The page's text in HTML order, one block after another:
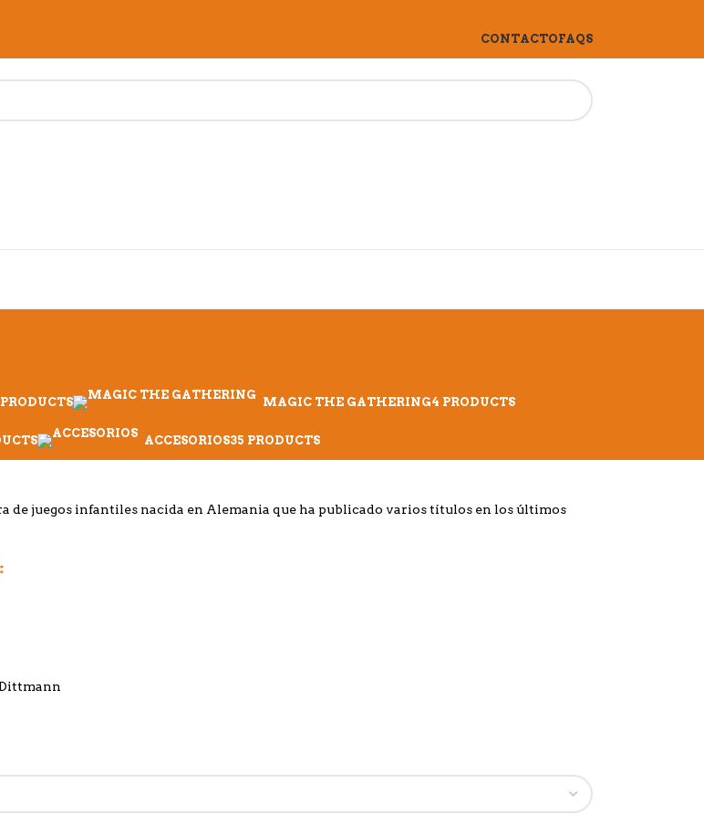
CONTACTOFAQS
MAGIC THE GATHERING4 PRODUCTS
ACCESORIOS35 PRODUCTS
de juegos infantiles nacida en Alemania que ha publicado varios títulos en los últimos